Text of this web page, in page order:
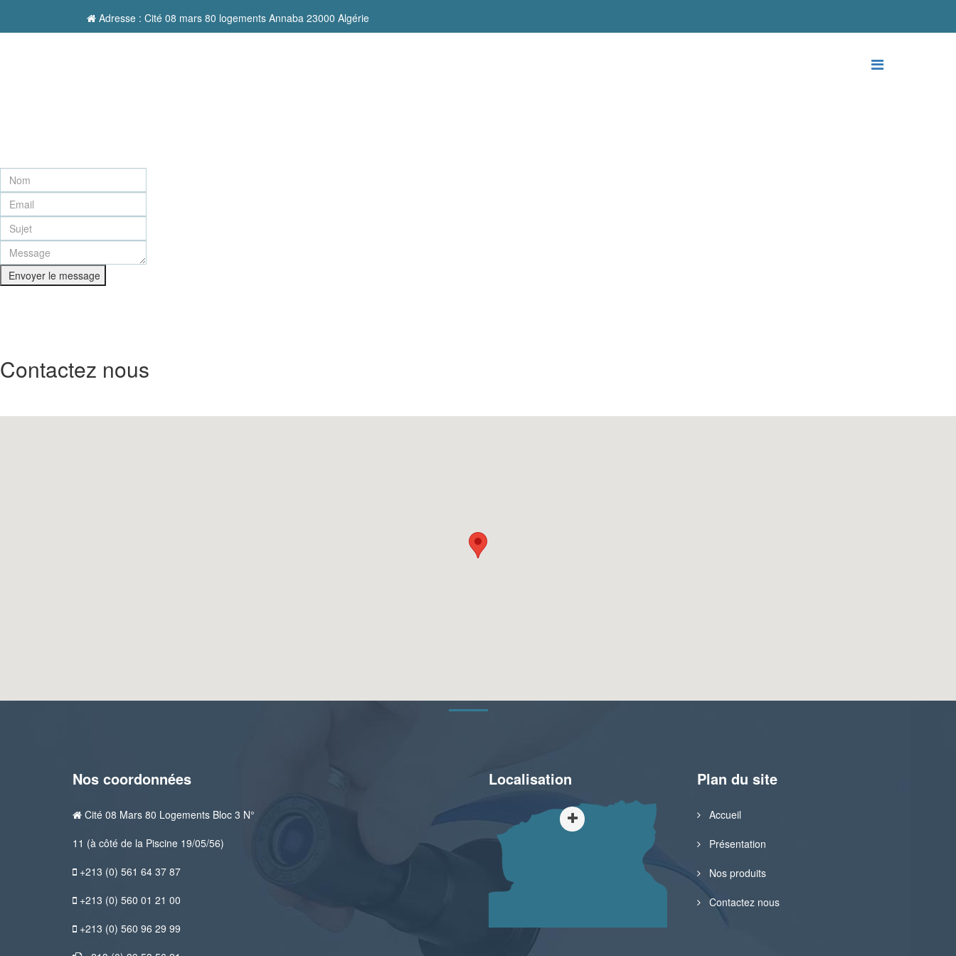
Adresse : Cité 08 mars 80 logements Annaba 23000 Algérie
Envoyer le message
Contactez nous
Nos coordonnées
Cité 08 Mars 80 Logements Bloc 3 N°
11 (à côté de la Piscine 19/05/56)
+213 (0) 561 64 37 87
+213 (0) 560 01 21 00
+213 (0) 560 96 29 99
Localisation Plan du site
Accueil
Présentation
Nos produits
Contactez nous